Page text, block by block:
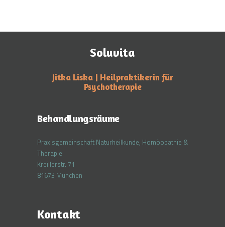
Soluvita
Jitka Liska | Heilpraktikerin für
Psychotherapie
Behandlungsräume
Praxisgemeinschaft Naturheilkunde, Homöopathie &
Therapie
Kreillerstr. 71
81673 München
Kontakt